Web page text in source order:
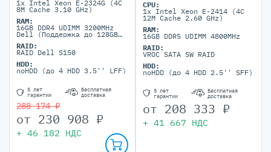
1x Intel Xeon E-2324G (4C
8M Cache 3.10 GHz)
RAM:
16GB DDR4 UDIMM 3200MHz
Dell (Поддержка до 128GB
портов)
RAID:
RAID Dell S150
HDD:
noHDD (до 4 HDD 3.5'' LFF)
5 лет
гарантии
Бесплатная
доставка
288 174 ₽
от 230 908 ₽
+ 46 182 НДС
CPU:
1x Intel Xeon E-2414 (4C
12M Cache 2.60 GHz)
RAM:
16GB DDR5 UDIMM 4800MHz
RAID:
VROC SATA SW RAID
HDD:
noHDD (до 4 HDD 2.5'' SFF)
5 лет
гарантии
Бесплатная
доставка
от 208 333 ₽
+ 41 667 НДС